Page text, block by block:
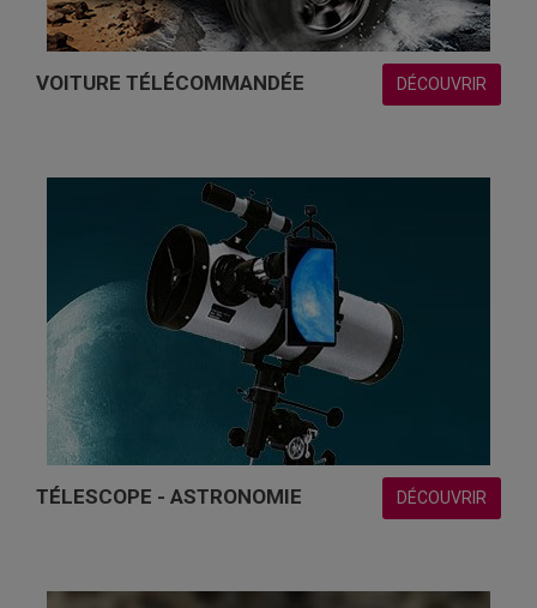
VOITURE TÉLÉCOMMANDÉE DÉCOUVRIR
TÉLESCOPE - ASTRONOMIE DÉCOUVRIR